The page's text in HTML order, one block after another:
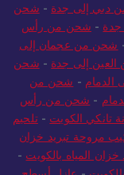
دبي إلى جدة - شحن
- شحن من رأس
شحن من عجمان إلى
إلى جدة - شحن
- شحن من
- شحن من رأس
تانكي الكويت -تلحيم
مروحة تبريد خزان
خزان المياه بالكويت -